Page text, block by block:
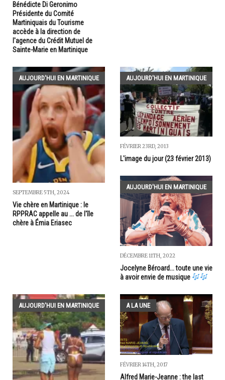
Bénédicte Di Geronimo
Présidente du Comité
Martiniquais du Tourisme
accède à la direction de
l'agence du Crédit Mutuel de
Sainte-Marie en Martinique
AUJOURD'HUI EN MARTINIQUE
SEPTEMBRE 5TH, 2024
Vie chère en Martinique : le
RPPRAC appelle au ... de l'île
chère à Émia Eriasec
AUJOURD'HUI EN MARTINIQUE
FÉVRIER 23RD, 2013
L'image du jour (23 février 2013)
AUJOURD'HUI EN MARTINIQUE
DÉCEMBRE 11TH, 2022
Jocelyne Béroard... toute une vie
à avoir envie de musique
AUJOURD'HUI EN MARTINIQUE A LA UNE
FÉVRIER 14TH, 2017
Alfred Marie-Jeanne : the last